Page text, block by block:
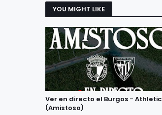
YOU MIGHT LIKE
Ver en directo el Burgos - Athletic
(Amistoso)